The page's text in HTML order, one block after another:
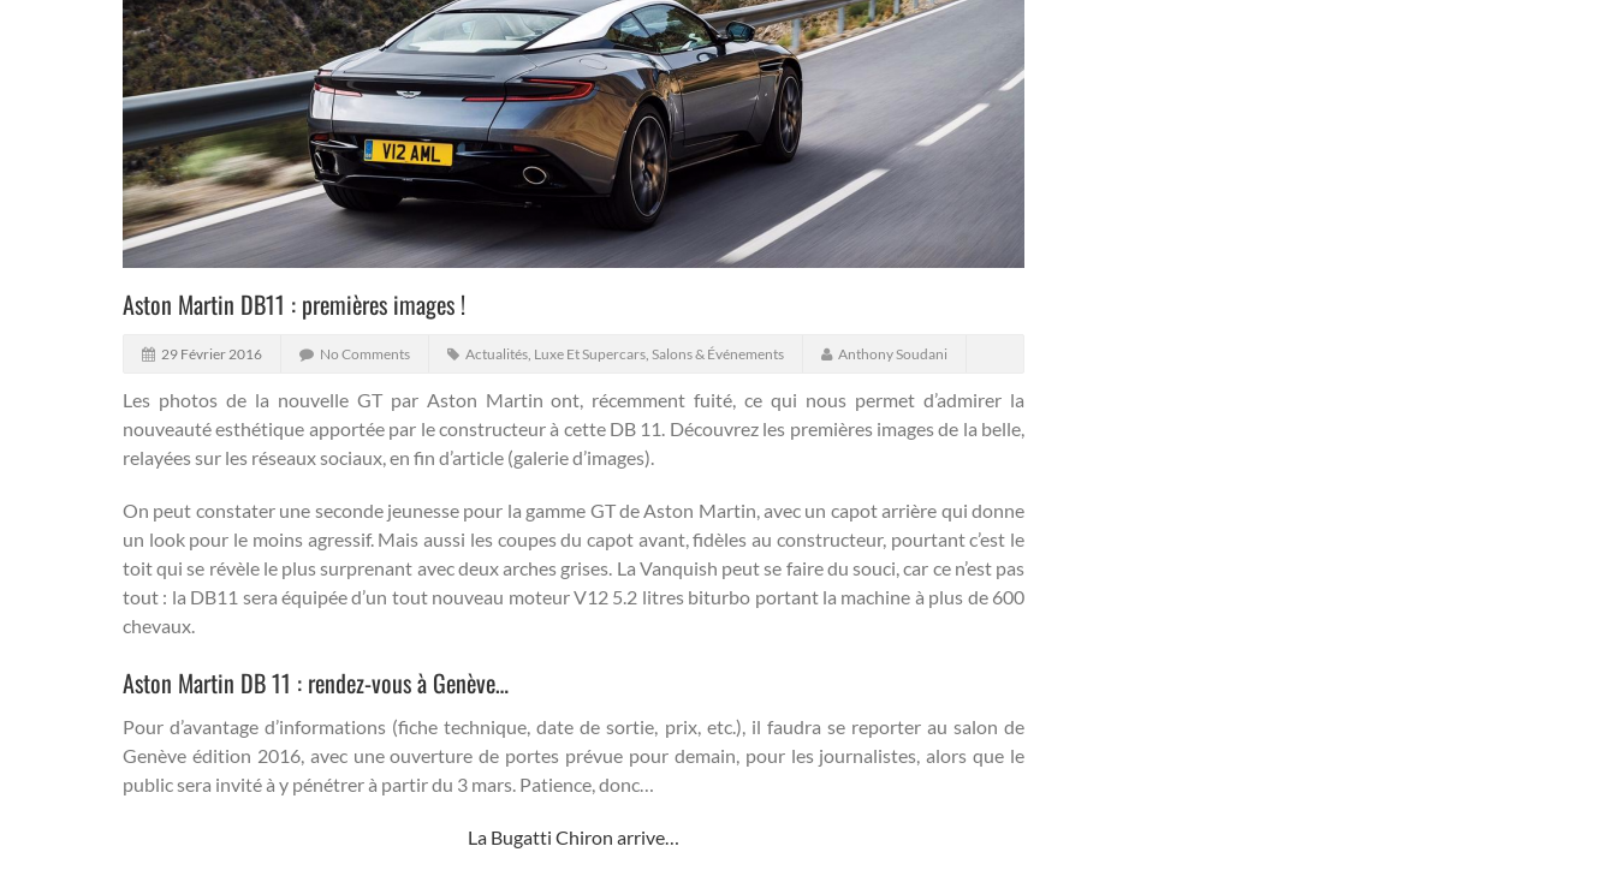
Aston Martin DB11 : premières images !
29 Février 2016 No Comments Actualités, Luxe Et Supercars, Salons & Événements Anthony Soudani
Les photos de la nouvelle GT par Aston Martin ont, récemment fuité, ce qui nous permet d’admirer la
nouveauté esthétique apportée par le constructeur à cette DB 11. Découvrez les premières images de la belle,
relayées sur les réseaux sociaux, en fin d’article (galerie d’images).
On peut constater une seconde jeunesse pour la gamme GT de Aston Martin, avec un capot arrière qui donne
un look pour le moins agressif. Mais aussi les coupes du capot avant, fidèles au constructeur, pourtant c’est le
toit qui se révèle le plus surprenant avec deux arches grises. La Vanquish peut se faire du souci, car ce n’est pas
tout : la DB11 sera équipée d’un tout nouveau moteur V12 5.2 litres biturbo portant la machine à plus de 600
chevaux.
Aston Martin DB 11 : rendez-vous à Genève…
Pour d’avantage d’informations (fiche technique, date de sortie, prix, etc.), il faudra se reporter au salon de
Genève édition 2016, avec une ouverture de portes prévue pour demain, pour les journalistes, alors que le
public sera invité à y pénétrer à partir du 3 mars. Patience, donc…
La Bugatti Chiron arrive…